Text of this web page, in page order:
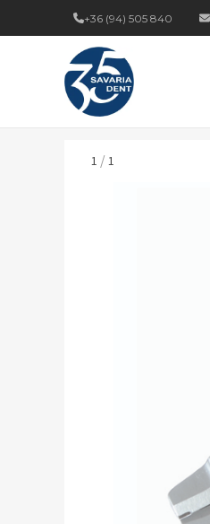
+36 (94) 505 840
1 /1